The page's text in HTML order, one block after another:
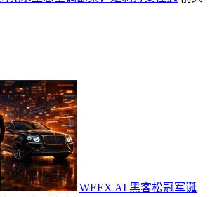
WEEX AI 黑客松冠军诞